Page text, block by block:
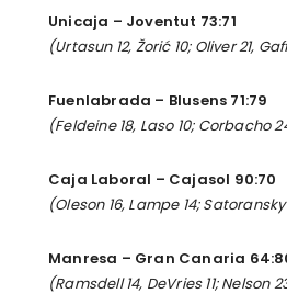
Unicaja – Joventut 73:71
(Urtasun 12, Žorić 10; Oliver 21,
Fuenlabrada – Blusens 71:79
(Feldeine 18, Laso 10; Corbacho
Caja Laboral – Cajasol 90:70
(Oleson 16, Lampe 14;
Manresa – Gran Canaria
(Ramsdell 14, DeVries 11; Nelson